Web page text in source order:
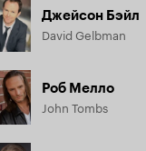
Джейсон Бэйл
David Gelbman
Роб Мелло
John Tombs